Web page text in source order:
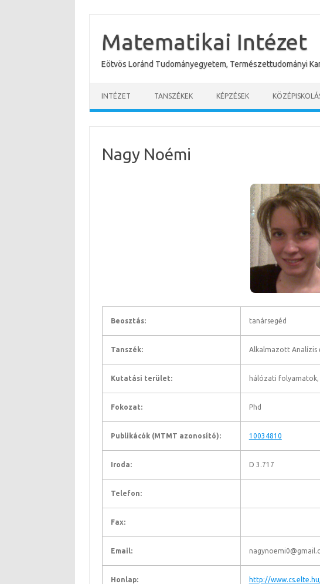
content
Matematikai Intézet
Eötvös Loránd Tudományegyetem, Természettudományi
INTÉZET TANSZÉKEK KÉPZÉSEK
Nagy Noémi
Beosztás: tanársegéd
Tanszék: Alkalmazott Analízis
Kutatási terület: hálózati
Fokozat: Phd
Publikácók (MTMT azonosító): 10034810
Iroda: D 3.717
Telefon:
Fax:
Email:
Honlap: http://